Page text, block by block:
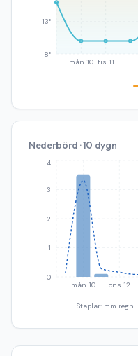
mån 10 tis 11
8°
13°
Nederbörd · 10 dygn
mån 10 ons 12
0
1
2
3
4
Staplar: mm regn